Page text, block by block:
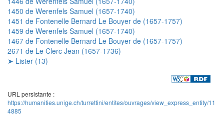
1450 de Werenfels Samuel (1657-1740)
1451 de Fontenelle Bernard Le Bouyer de (1657-1757)
1459 de Werenfels Samuel (1657-1740)
1467 de Fontenelle Bernard Le Bouyer de (1657-1757)
2671 de Le Clerc Jean (1657-1736)
➤ Lister (13)
URL persistante :
https://humanities.unige.ch/turrettini/entites/ouvrages/view_express_entity/11
4885